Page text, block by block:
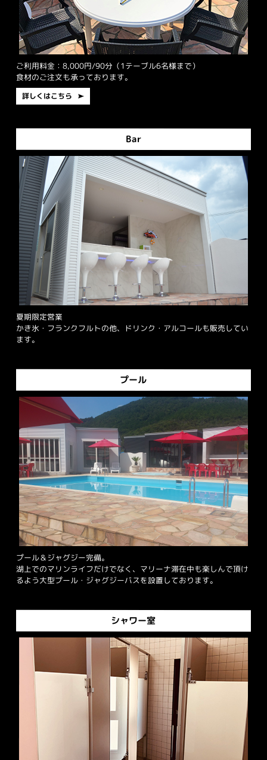
ご利用料金：8,000円/90分（1テーブル6名様まで）
食材のご注文も承っております。
詳しくはこちら
Bar
夏期限定営業
かき氷・フランクフルトの他、ドリンク・アルコールも販売してい
ます。
プール
プール＆ジャグジー完備。
湖上でのマリンライフだけでなく、マリーナ滞在中も楽しんで頂け
るよう大型プール・ジャグジーバスを設置しております。
シャワー室